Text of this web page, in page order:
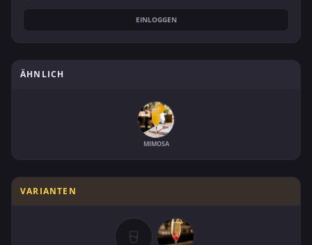
EINLOGGEN
ÄHNLICH
MIMOSA
VARIANTEN